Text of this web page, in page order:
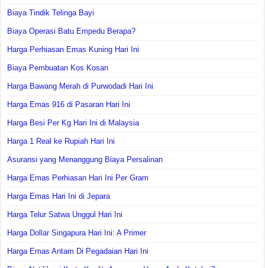
Biaya Tindik Telinga Bayi
Biaya Operasi Batu Empedu Berapa?
Harga Perhiasan Emas Kuning Hari Ini
Biaya Pembuatan Kos Kosan
Harga Bawang Merah di Purwodadi Hari Ini
Harga Emas 916 di Pasaran Hari Ini
Harga Besi Per Kg Hari Ini di Malaysia
Harga 1 Real ke Rupiah Hari Ini
Asuransi yang Menanggung Biaya Persalinan
Harga Emas Perhiasan Hari Ini Per Gram
Harga Emas Hari Ini di Jepara
Harga Telur Satwa Unggul Hari Ini
Harga Dollar Singapura Hari Ini: A Primer
Harga Emas Antam Di Pegadaian Hari Ini